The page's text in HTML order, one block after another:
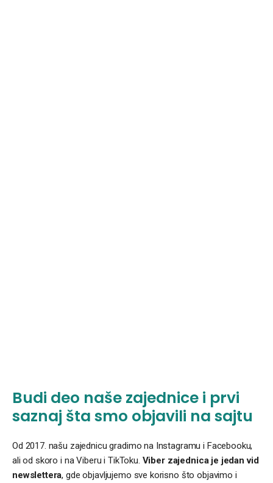
Budi deo naše zajednice i prvi
saznaj šta smo objavili na sajtu
Od 2017. našu zajednicu gradimo na Instagramu i Facebooku,
ali od skoro i na Viberu i TikToku. Viber zajednica je jedan vid
newslettera, gde objavljujemo sve korisno što objavimo i